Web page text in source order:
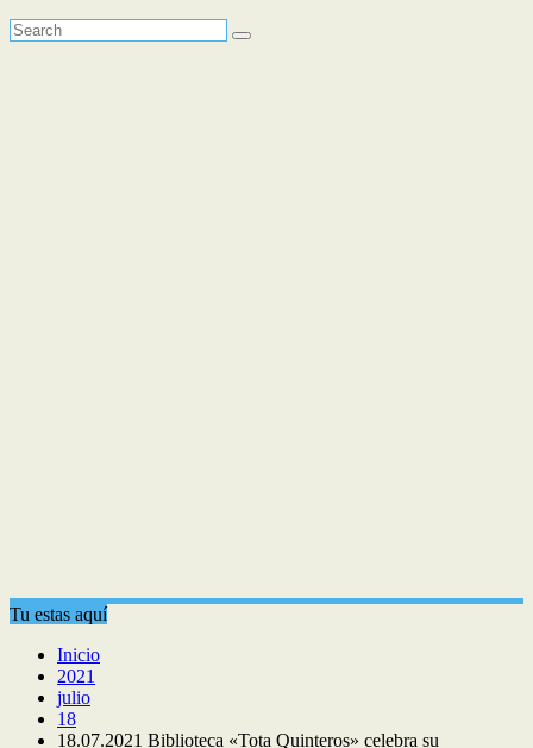
Tu estas aquí
Inicio
2021
julio
18
18.07.2021 Biblioteca «Tota Quinteros» celebra su